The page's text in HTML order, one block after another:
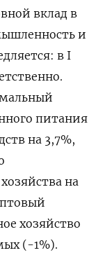
вклад в
и
в I
питания
на 3,7%,
на
хозяйство
(-1%).